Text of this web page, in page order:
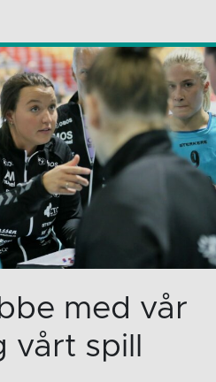
med vår
vårt spill